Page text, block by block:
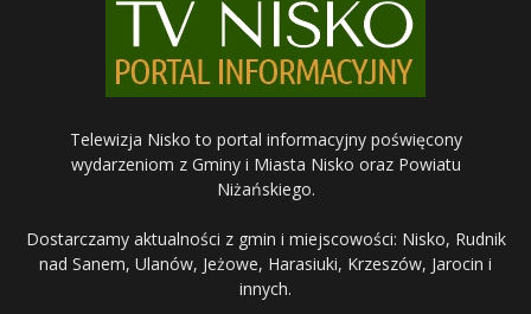
Telewizja Nisko to portal informacyjny poświęcony
wydarzeniom z Gminy i Miasta Nisko oraz Powiatu
Niżańskiego.
Dostarczamy aktualności z gmin i miejscowości: Nisko, Rudnik
nad Sanem, Ulanów, Jeżowe, Harasiuki, Krzeszów, Jarocin i
innych.